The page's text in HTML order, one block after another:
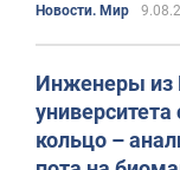
Новости. Мир
Инженеры из
кольцо –